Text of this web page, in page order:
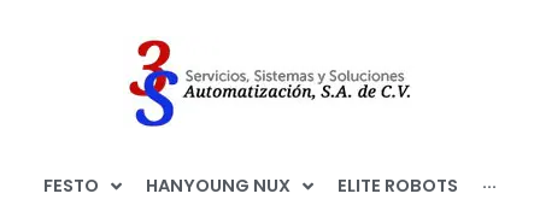
FESTO HANYOUNG NUX ELITE ROBOTS ···